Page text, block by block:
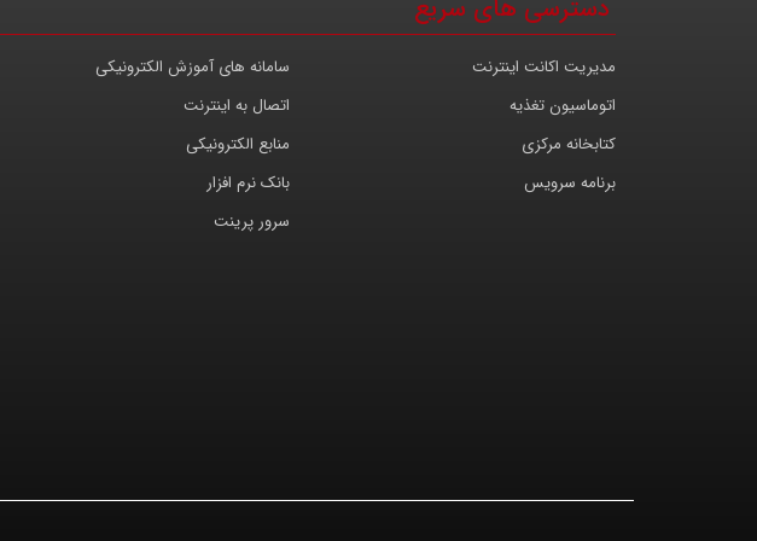
دسترسی های سریع
سامانه های آموزش الکترونیکی
مدیریت اکانت اینترنت
اتصال به اینترنت
اتوماسیون تغذیه
منابع الکترونیکی
کتابخانه مرکزی
بانک نرم افزار
برنامه سرویس
سرور پرینت